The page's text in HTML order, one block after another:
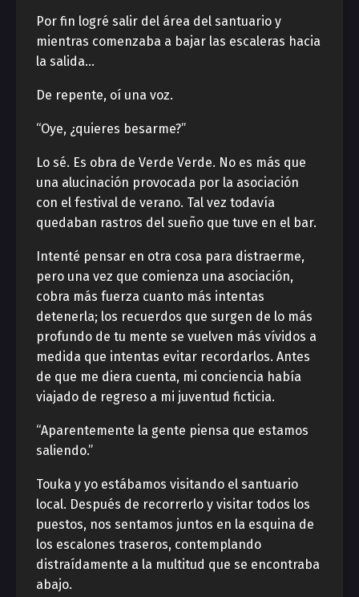
Por fin logré salir del área del santuario y
mientras comenzaba a bajar las escaleras hacia
la salida…
De repente, oí una voz.
“Oye, ¿quieres besarme?”
Lo sé. Es obra de Verde Verde. No es más que
una alucinación provocada por la asociación
con el festival de verano. Tal vez todavía
quedaban rastros del sueño que tuve en el bar.
Intenté pensar en otra cosa para distraerme,
pero una vez que comienza una asociación,
cobra más fuerza cuanto más intentas
detenerla; los recuerdos que surgen de lo más
profundo de tu mente se vuelven más vívidos a
medida que intentas evitar recordarlos. Antes
de que me diera cuenta, mi conciencia había
viajado de regreso a mi juventud ficticia.
“Aparentemente la gente piensa que estamos
saliendo.”
Touka y yo estábamos visitando el santuario
local. Después de recorrerlo y visitar todos los
puestos, nos sentamos juntos en la esquina de
los escalones traseros, contemplando
distraídamente a la multitud que se encontraba
abajo.